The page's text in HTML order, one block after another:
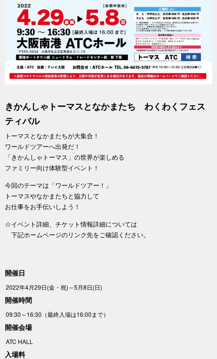
きかんしゃトーマスとなかまたち わくわくフェス
ティバル
トーマスとなかまたちが大集合！
ワールドツアーへ出発だ！
「きかんしゃトーマス」の世界が楽しめる
ファミリー向け体験型イベント！
今回のテーマは「ワールドツアー！」
トーマスやなかまたちと協力して
お仕事をお手伝いしよう！
☆イベント詳細、チケット情報詳細については
下記ホームページのリンク先をご確認ください。
開催日
2022年4月29日(金・祝)～5月8日(日)
開催時間
09:30～16:30（最終入場は16:00まで）
開催会場
ATC HALL
入場料